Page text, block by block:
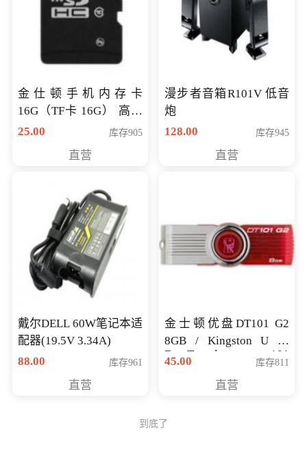
金仕顿手机内存卡
16G（TF卡 16G） 高速
卡 CLASS 10
25.00 库存905
直营
漫步者音箱R101V 低音
炮
128.00
库存945
直营
戴尔DELL 60W笔记本适
配器(19.5V 3.34A)
88.00
库存961
直营
金士顿优盘DT101 G2
8GB / Kingston U 盘
DataTraveler 101
Generati
45.00 库存811
直营
到底了